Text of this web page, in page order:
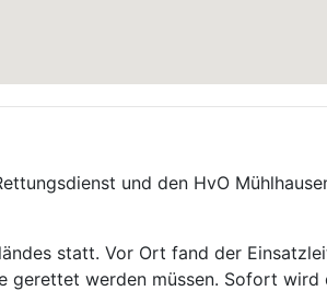
und den HvO
statt. Vor Ort fand der
gerettet werden müssen. Sofort wird